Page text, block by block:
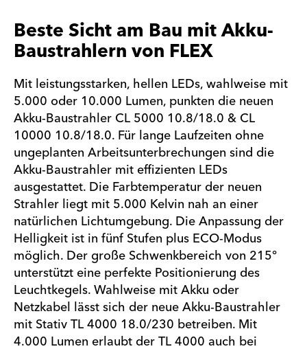
Beste Sicht am Bau mit Akku-
Baustrahlern von FLEX
Mit leistungsstarken, hellen LEDs, wahlweise mit
5.000 oder 10.000 Lumen, punkten die neuen
Akku-Baustrahler CL 5000 10.8/18.0 & CL
10000 10.8/18.0. Für lange Laufzeiten ohne
ungeplanten Arbeitsunterbrechungen sind die
Akku-Baustrahler mit effizienten LEDs
ausgestattet. Die Farbtemperatur der neuen
Strahler liegt mit 5.000 Kelvin nah an einer
natürlichen Lichtumgebung. Die Anpassung der
Helligkeit ist in fünf Stufen plus ECO-Modus
möglich. Der große Schwenkbereich von 215°
unterstützt eine perfekte Positionierung des
Leuchtkegels. Wahlweise mit Akku oder
Netzkabel lässt sich der neue Akku-Baustrahler
mit Stativ TL 4000 18.0/230 betreiben. Mit
4.000 Lumen erlaubt der TL 4000 auch bei